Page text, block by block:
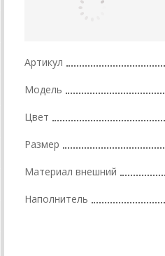
Артикул
Модель
Цвет
Размер
Материал внешний
Наполнитель